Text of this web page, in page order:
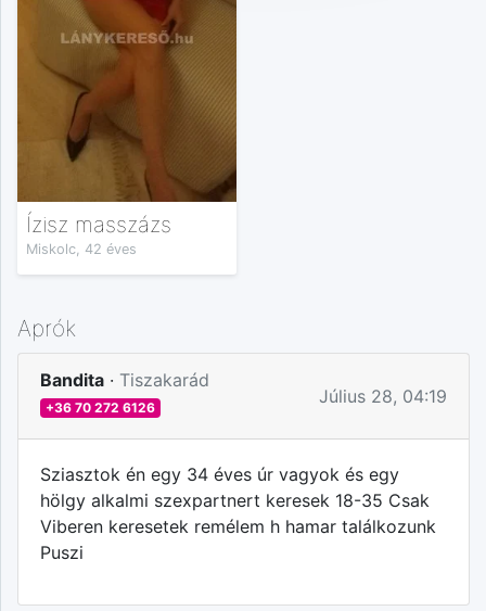
Ízisz masszázs
Miskolc, 42 éves
Aprók
Bandita · Tiszakarád
+36 70 272 6126
Július 28, 04:19
Sziasztok én egy 34 éves úr vagyok és egy
hölgy alkalmi szexpartnert keresek 18-35 Csak
Viberen keresetek remélem h hamar találkozunk
Puszi